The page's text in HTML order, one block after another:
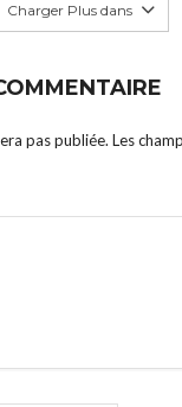
Charger Plus dans
pas publiée. Les